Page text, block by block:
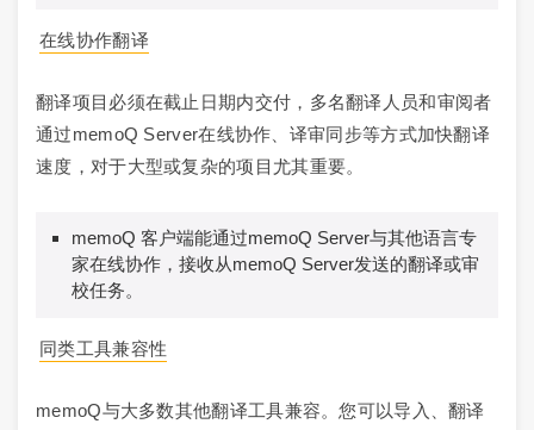
在线协作翻译
翻译项目必须在截止日期内交付，多名翻译人员和审阅者
通过memoQ Server在线协作、译审同步等方式加快翻译
速度，对于大型或复杂的项目尤其重要。
memoQ 客户端能通过memoQ Server与其他语言专
家在线协作，接收从memoQ Server发送的翻译或审
校任务。
同类工具兼容性
memoQ与大多数其他翻译工具兼容。您可以导入、翻译